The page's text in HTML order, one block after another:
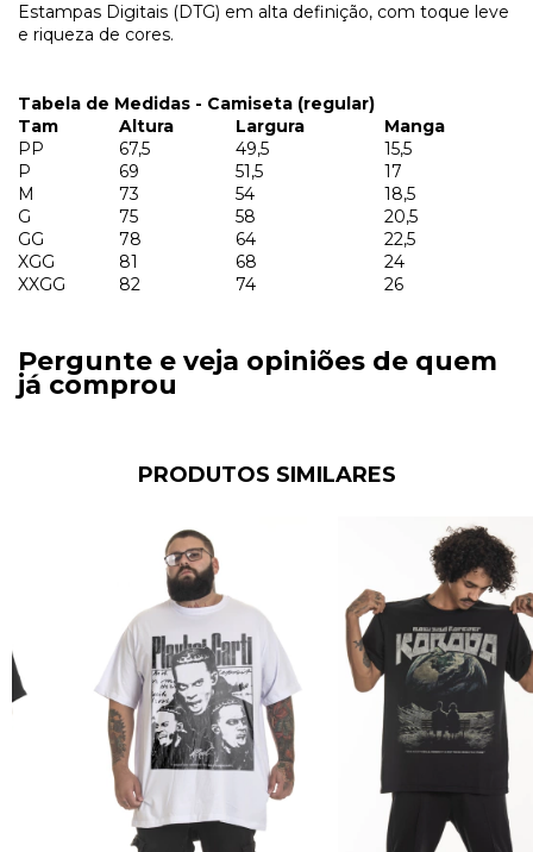
Estampas Digitais (DTG) em alta definição, com toque leve
e riqueza de cores.
Tabela de Medidas - Camiseta (regular)
Tam
Altura Largura
Manga
PP
67,5 49,5
15,5
P
69 51,5
17
M
73 54
18,5
G
75 58
20,5
GG
78 64
22,5
XGG
81 68
24
XXGG
82 74 26
Pergunte e veja opiniões de quem
já comprou
PRODUTOS SIMILARES